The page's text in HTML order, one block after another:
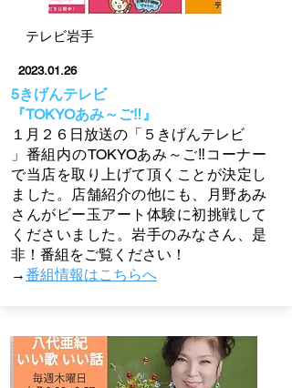
テレビ岩手
2023.01.26
5きげんテレビ
『TOKYOあみ～ご‼』
１月２６日放送の「５きげんテレビ
」番組内のTOKYOあみ～ご‼コーナー
で当店を取り上げて頂くことが決定し
ました。店舗紹介の他にも、月野あみ
さんがビー玉アート体験に初挑戦して
くださいました。岩手のみなさん、是
非！番組をご覧ください！
→番組情報はこちらへ